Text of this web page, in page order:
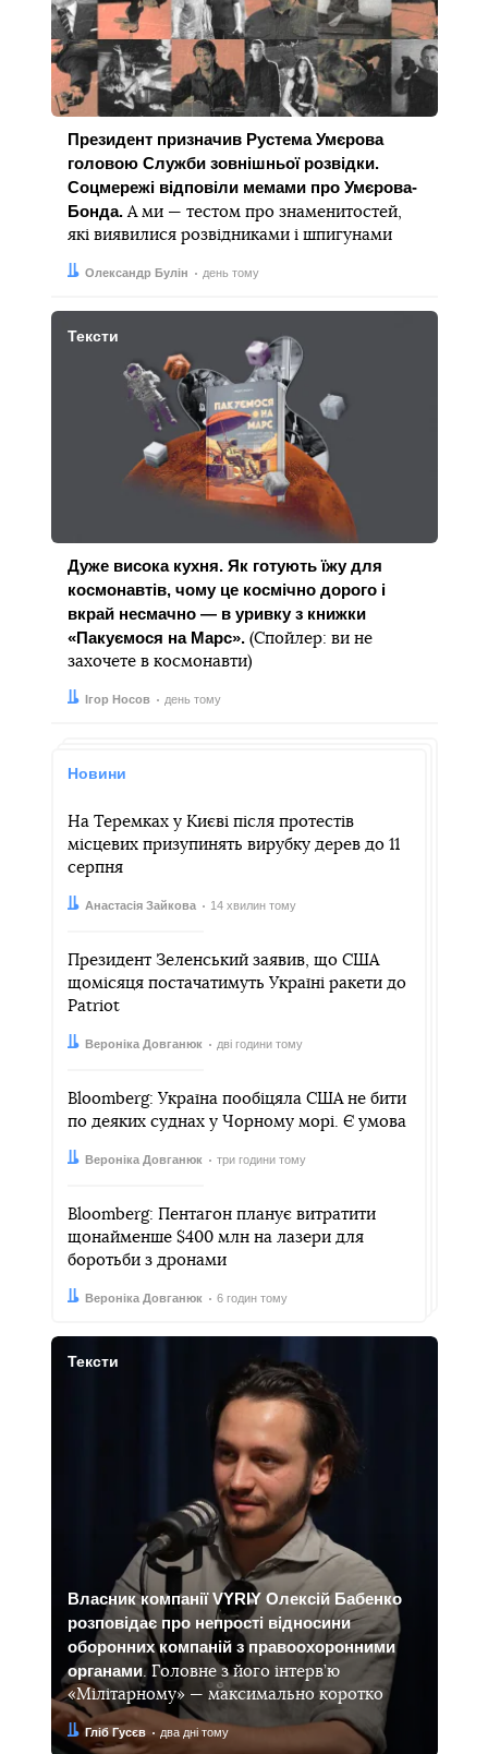
Президент призначив Рустема Умєрова
головою Служби зовнішньої розвідки.
Соцмережі відповіли мемами про Умєрова-
Бонда.А ми — тестом про знаменитостей,
які виявилися розвідниками і шпигунами
Автор:
Олександр Булін
Дата: день тому
Тексти
Дуже висока кухня. Як готують їжу для
космонавтів, чому це космічно дорого і
вкрай несмачно — в уривку з книжки
«Пакуємося на Марс». (Спойлер: ви не
захочете в космонавти)
Автор:
Ігор Носов
Дата: день тому
Новини
На Теремках у Києві після протестів
місцевих призупинять вирубку дерев до 11
серпня
Автор:Анастасія Зайкова
Дата: 14 хвилин тому
Президент Зеленський заявив, що США
щомісяця постачатимуть Україні ракети до
Patriot
Автор:
Вероніка Довганюк
Дата: дві години тому
Bloomberg: Україна пообіцяла США не бити
по деяких суднах у Чорному морі. Є умова
Автор:
Вероніка Довганюк
Дата: три години тому
Bloomberg: Пентагон планує витратити
щонайменше $400 млн на лазери для
боротьби з дронами
Автор:
Вероніка Довганюк
Дата: 6 годин тому
Тексти
Власник компанії VYRIY Олексій Бабенко
розповідає про непрості відносини
оборонних компаній з правоохоронними
органами. Головне з його інтерв’ю
«Мілітарному» — максимально коротко
Автор:Гліб Гусєв
Дата: два дні тому